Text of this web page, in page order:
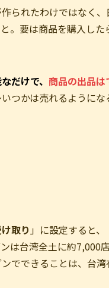
られたわけではなく
。要は商品を購入し
だけで、 商品の出品は
つかは売れるように
取り 」に設定すると、
は台湾全土に約7,000
でできることは、台